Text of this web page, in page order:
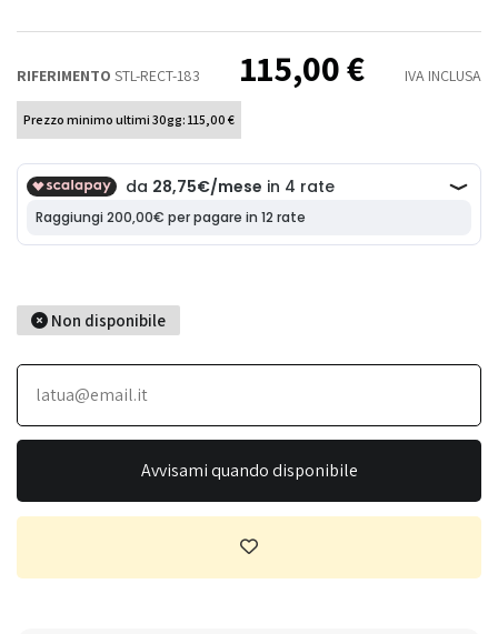
RIFERIMENTO STL-RECT-183 115,00 € IVA INCLUSA
Prezzo minimo ultimi 30gg: 115,00 €
Non disponibile
Avvisami quando disponibile